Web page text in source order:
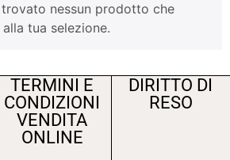
nessun prodotto che
tua selezione.
TERMINI E
CONDIZIONI
VENDITA
ONLINE
DIRITTO DI
RESO